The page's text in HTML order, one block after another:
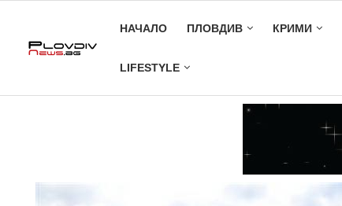
НАЧАЛО ПЛОВДИВ КРИМИ
LIFESTYLE